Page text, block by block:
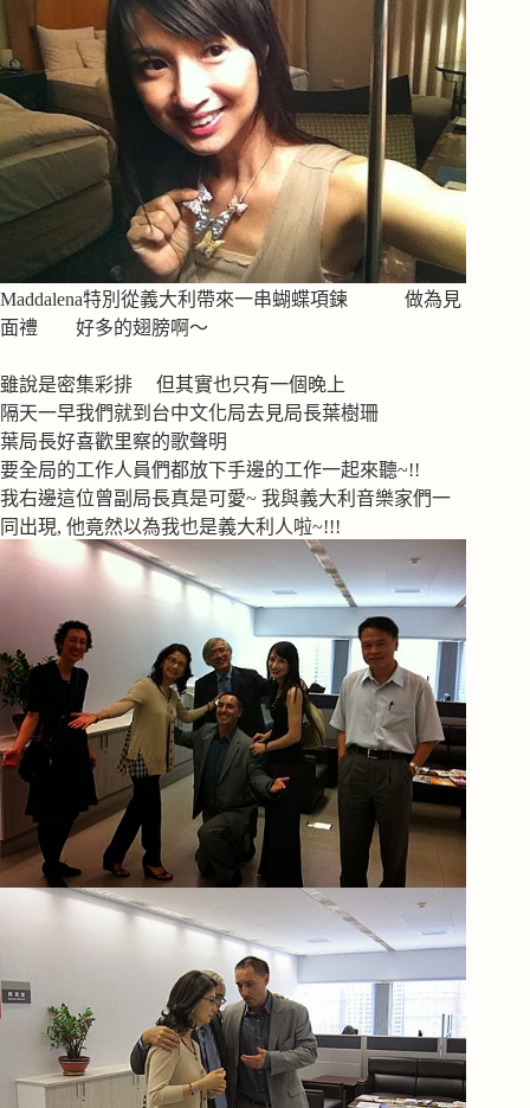
Maddalena特別從義大利帶來一串蝴蝶項鍊 做為見
面禮 好多的翅膀啊～
雖說是密集彩排 但其實也只有一個晚上
隔天一早我們就到台中文化局去見局長葉樹珊
葉局長好喜歡里察的歌聲明
要全局的工作人員們都放下手邊的工作一起來聽~!!
我右邊這位曾副局長真是可愛~ 我與義大利音樂家們一
同出現, 他竟然以為我也是義大利人啦~!!!